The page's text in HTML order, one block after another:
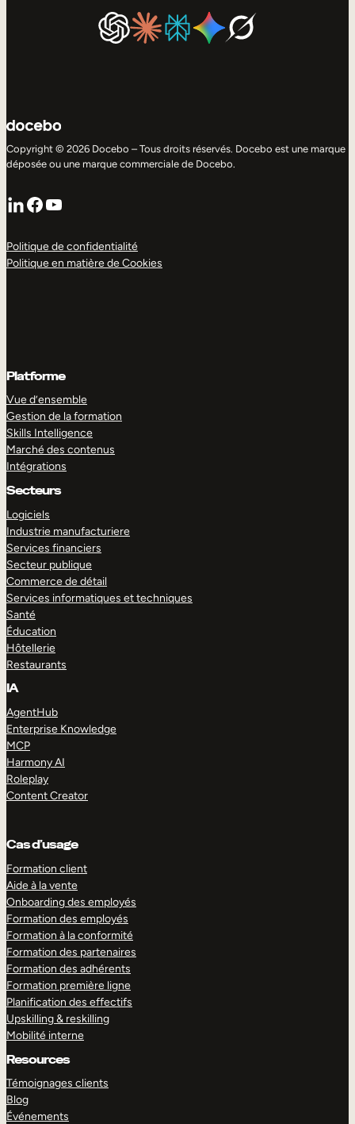
Copyright © 2026 Docebo – Tous droits réservés. Docebo est une marque
déposée ou une marque commerciale de Docebo.
LinkedIn
Facebook
YouTube
Politique de confidentialité
Politique en matière de Cookies
Platforme
Vue d’ensemble
Gestion de la formation
Skills Intelligence
Marché des contenus
Intégrations
Secteurs
Logiciels
Industrie manufacturiere
Services financiers
Secteur publique
Commerce de détail
Services informatiques et techniques
Santé
Éducation
Hôtellerie
Restaurants
IA
AgentHub
Enterprise Knowledge
MCP
Harmony AI
Roleplay
Content Creator
Cas d’usage
Formation client
Aide à la vente
Onboarding des employés
Formation des employés
Formation à la conformité
Formation des partenaires
Formation des adhérents
Formation première ligne
Planification des effectifs
Upskilling & reskilling
Mobilité interne
Resources
Témoignages clients
Blog
Événements